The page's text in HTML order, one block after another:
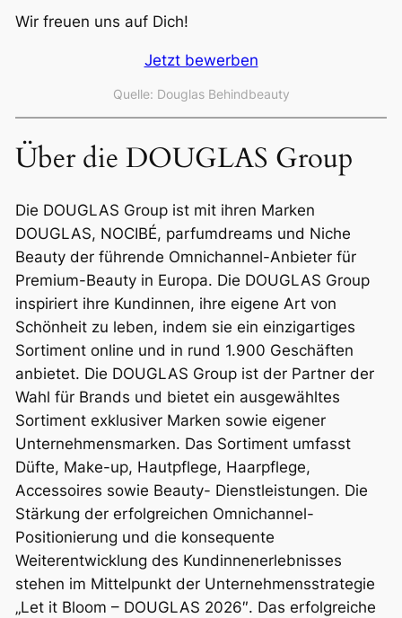
Wir freuen uns auf Dich!
Jetzt bewerben
Quelle: Douglas Behindbeauty
Über die DOUGLAS Group
Die DOUGLAS Group ist mit ihren Marken
DOUGLAS, NOCIBÉ, parfumdreams und Niche
Beauty der führende Omnichannel-Anbieter für
Premium-Beauty in Europa. Die DOUGLAS Group
inspiriert ihre Kundinnen, ihre eigene Art von
Schönheit zu leben, indem sie ein einzigartiges
Sortiment online und in rund 1.900 Geschäften
anbietet. Die DOUGLAS Group ist der Partner der
Wahl für Brands und bietet ein ausgewähltes
Sortiment exklusiver Marken sowie eigener
Unternehmensmarken. Das Sortiment umfasst
Düfte, Make-up, Hautpflege, Haarpflege,
Accessoires sowie Beauty- Dienstleistungen. Die
Stärkung der erfolgreichen Omnichannel-
Positionierung und die konsequente
Weiterentwicklung des Kundinnenerlebnisses
stehen im Mittelpunkt der Unternehmensstrategie
„Let it Bloom – DOUGLAS 2026″. Das erfolgreiche